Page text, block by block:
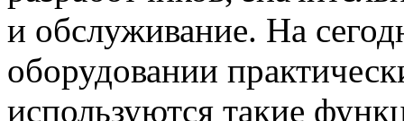
и обслуживание. На
оборудовании
используются такие